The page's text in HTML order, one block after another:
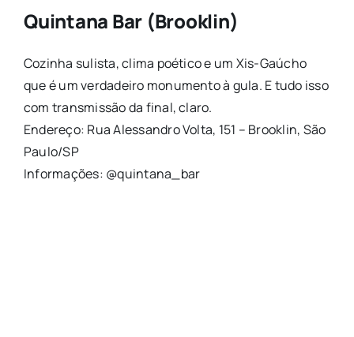
Quintana Bar (Brooklin)
Cozinha sulista, clima poético e um Xis-Gaúcho
que é um verdadeiro monumento à gula. E tudo isso
com transmissão da final, claro.
Endereço: Rua Alessandro Volta, 151 – Brooklin, São
Paulo/SP
Informações: @quintana_bar